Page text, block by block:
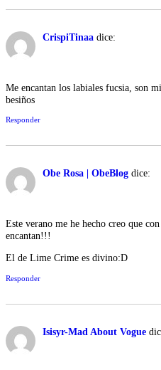
CrispiTinaa dice:
Me encantan los labiales fucsia, son
besiños
Responder
Obe Rosa | ObeBlog dice:
Este verano me he hecho creo que
encantan!!!
El de Lime Crime es divino:D
Responder
Isisyr-Mad About Vogue